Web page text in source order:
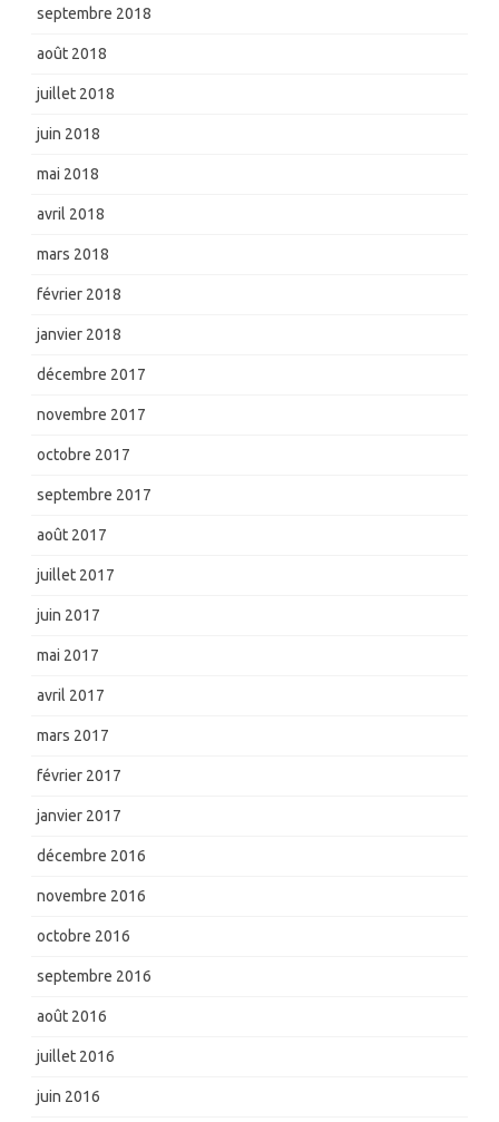
septembre 2018
août 2018
juillet 2018
juin 2018
mai 2018
avril 2018
mars 2018
février 2018
janvier 2018
décembre 2017
novembre 2017
octobre 2017
septembre 2017
août 2017
juillet 2017
juin 2017
mai 2017
avril 2017
mars 2017
février 2017
janvier 2017
décembre 2016
novembre 2016
octobre 2016
septembre 2016
août 2016
juillet 2016
juin 2016